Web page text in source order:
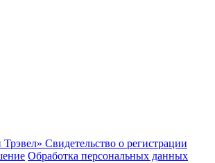
Свидетельство о регистрации
Обработка персональных данных